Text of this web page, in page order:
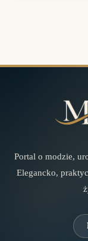
Portal o modzie,
Elegancko,